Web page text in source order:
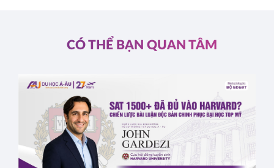
CÓ THỂ BẠN QUAN TÂM